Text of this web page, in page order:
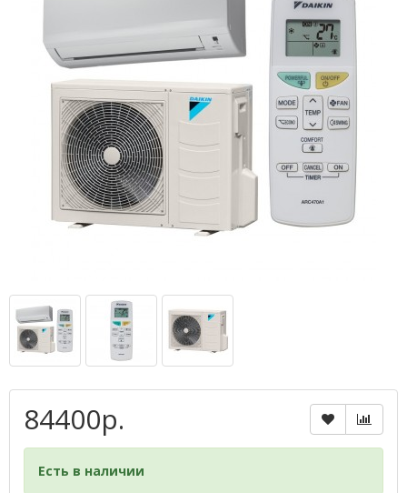
84400р.
Есть в наличии